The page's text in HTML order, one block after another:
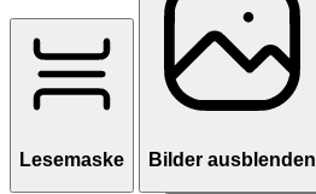
Lesemaske Bilder ausblenden